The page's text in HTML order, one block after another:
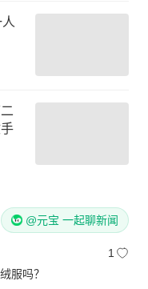
@元宝 一起聊新闻
1
服吗？